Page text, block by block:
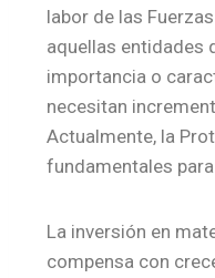
labor de las
aquellas entidades
importancia o
necesitan
Actualmente, la
fundamentales
La inversión en
compensa con